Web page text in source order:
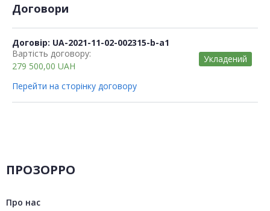
Договори
Договір: UA-2021-11-02-002315-b-a1
Вартість договору:
279 500,00 UAH
Укладений
Перейти на сторінку договору
ПРОЗОРРО
Про нас